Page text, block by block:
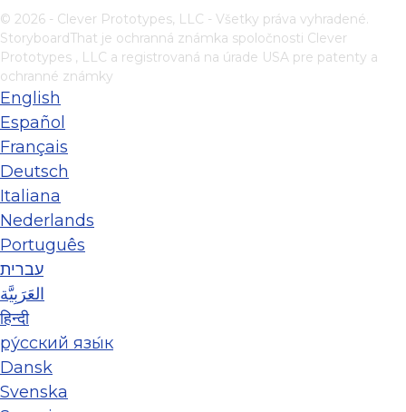
© 2026 - Clever Prototypes, LLC - Všetky práva vyhradené.
StoryboardThat je ochranná známka spoločnosti Clever
Prototypes , LLC a registrovaná na úrade USA pre patenty a
ochranné známky
English
Español
Français
Deutsch
Italiana
Nederlands
Português
עברית
العَرَبِيَّة
हिन्दी
ру́сский язы́к
Dansk
Svenska